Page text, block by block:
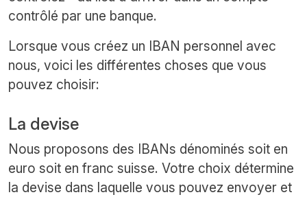
contrôlé par une banque.
Lorsque vous créez un IBAN personnel avec
nous, voici les différentes choses que vous
pouvez choisir:
La devise
Nous proposons des IBANs dénominés soit en
euro soit en franc suisse. Votre choix détermine
la devise dans laquelle vous pouvez envoyer et